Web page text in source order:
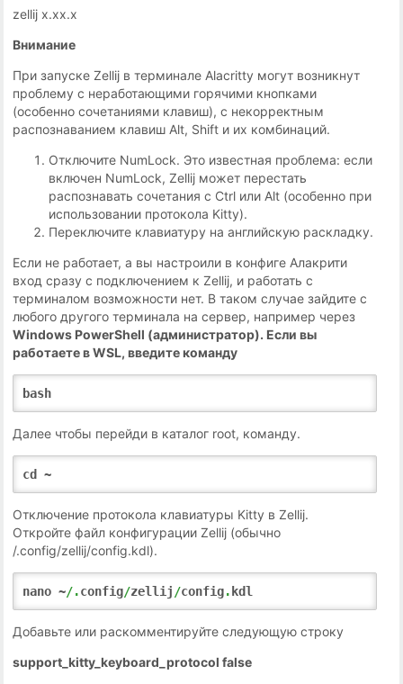
zellij х.хх.х
Внимание
При запуске Zellij в терминале Alacritty могут возникнут
проблему с неработающими горячими кнопками
(особенно сочетаниями клавиш), с некорректным
распознаванием клавиш Alt, Shift и их комбинаций.
Отключите NumLock. Это известная проблема: если
включен NumLock, Zellij может перестать
распознавать сочетания с Ctrl или Alt (особенно при
использовании протокола Kitty).
Переключите клавиатуру на английскую раскладку.
Если не работает, а вы настроили в конфиге Алакрити
вход сразу с подключением к Zellij, и работать с
терминалом возможности нет. В таком случае зайдите с
любого другого терминала на сервер, например через
Windows PowerShell (администратор). Если вы
работаете вWSL,введите команду
bash
Далее чтобы перейди в каталог root, команду.
cd ~
Отключение протокола клавиатуры Kitty в Zellij.
Откройте файл конфигурации Zellij (обычно
/.config/zellij/config.kdl).
nano ~/.config/zellij/config. kdl
Добавьте или раскомментируйте следующую строку
support_kitty_keyboard_protocol false